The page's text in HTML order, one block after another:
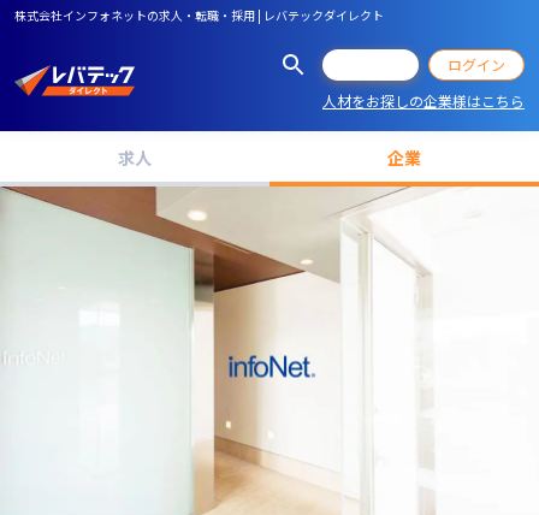
株式会社インフォネットの求人・転職・採用 | レバテックダイレクト
ログイン
人材をお探しの企業様はこちら
求人 企業